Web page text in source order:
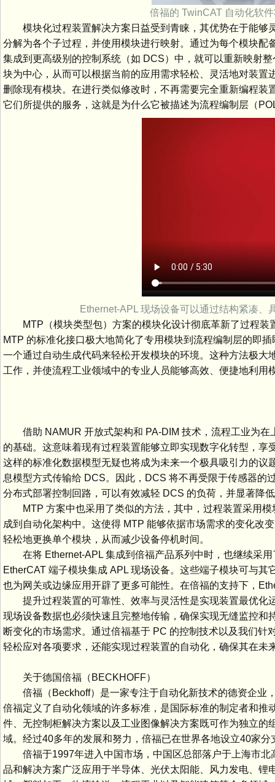
倍福的 TwinCAT 自动化软
模块化过程装置解决方案日益受到青睐，其优势在于能够
分解为各个子过程，并使用模块进行映射。通过为每个模块
集成到更高级别的控制系统（如 DCS）中，就可以重新映射
块为中心，从而可以根据当前的应用需求轻松、灵活地对装
删除现有模块。在进行类似修改时，不再需要完全重新编程
它们所提供的服务，这就是为什么它被描述为流程编制层（
Ethernet-APL 现场设备可以通过结构紧凑
MTP（模块类型包）方案的模块化设计彻底革新了过程装
MTP 的标准化接口极大地简化了专用模块到流程编制层的即
一个通过自动生成代码来轻松开发模块的环境。这种方法极
工作，并使流程工业领域中的专业人员能够高效、便捷地利用
借助 NAMUR 开放式架构和 PA-DIM 技术，流程工业为在
的基础。这意味着现有过程装置能够立即实现数字化转型，
这样的标准化数据模型无疑也将成为未来一个极具吸引力的
息模型方式传输给 DCS。因此，DCS 将不再受限于传感器的
分布式部署控制回路，可以有效减轻 DCS 的负荷，并显著降
MTP 方案中也采用了类似的方法，其中，过程装置采用模
成到自动化架构中。这使得 MTP 能够依据市场需求的变化改
轻松地更换单个模块，从而减少设备停机时间。
在将 Ethernet-APL 集成到倍福产品系列中时，也继续采用
EtherCAT 端子模块集成 APL 现场设备。这些端子模块可与
也为网关或边缘应用开辟了更多可能性。在倍福的支持下，
提升过程装置的可靠性、效率与灵活性是实现装置最优化
现场设备数据也必须快速且完整地传输，确保实现无缝监控
断变化的市场需求。通过倍福基于 PC 的控制技术以及我们
轻松应对各项要求，还能实现过程装置的自动化，确保其在未
关于德国倍福（BECKHOFF）
倍福（Beckhoff）是一家专注于自动化新技术的德资企业
倍福定义了自动化领域的许多标准，是国际标准的制定者和
件、无控制柜解决方案以及工业图像解决方案既可作为独立
域。经过40多年的发展和努力，倍福已在世界各地设立40家
倍福于1997年进入中国市场，中国区总部落户于上海市北
品和解决方案广泛应用于半导体、光伏太阳能、风力发电、